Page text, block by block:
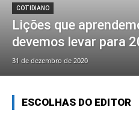
COTIDIANO
Lições que
devemos levar para
31 de dezembro de 2020
ESCOLHAS DO EDITOR